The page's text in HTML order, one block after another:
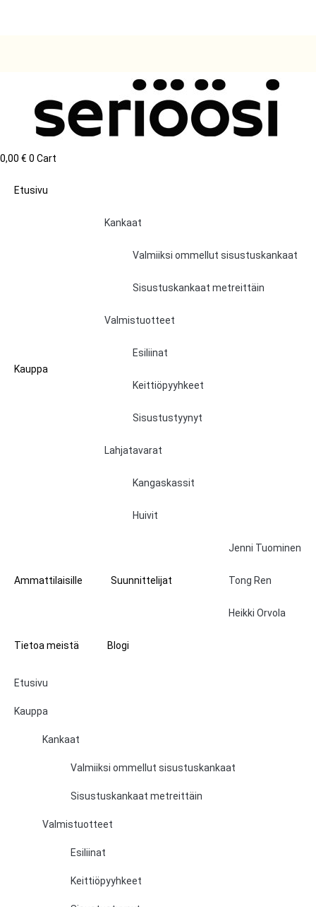
0,00 € 0 Cart
Etusivu
Kauppa
Kankaat
Valmiiksi ommellut sisustuskankaat
Sisustuskankaat metreittäin
Valmistuotteet
Esiliinat
Keittiöpyyhkeet
Sisustustyynyt
Lahjatavarat
Kangaskassit
Huivit
Ammattilaisille Suunnittelijat
Jenni Tuominen
Tong Ren
Heikki Orvola
Tietoa meistä Blogi
Etusivu
Kauppa
Kankaat
Valmiiksi ommellut sisustuskankaat
Sisustuskankaat metreittäin
Valmistuotteet
Esiliinat
Keittiöpyyhkeet